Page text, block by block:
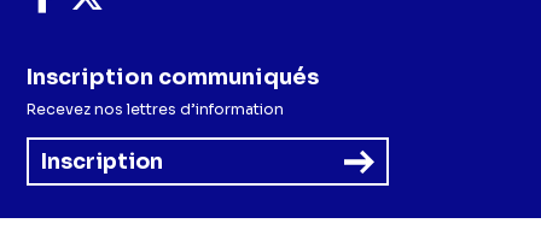
suivre
Facebook
X
Inscription communiqués
Recevez nos lettres d’information
Inscription